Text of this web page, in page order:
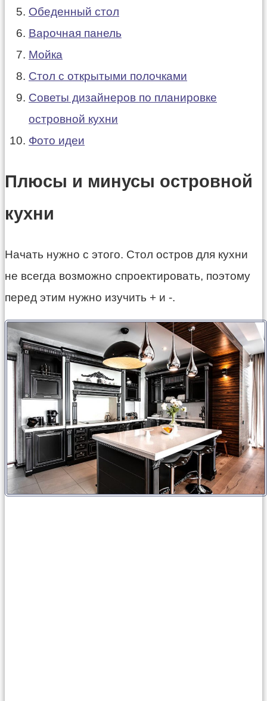
Обеденный стол
Варочная панель
Мойка
Стол с открытыми полочками
Советы дизайнеров по планировке
островной кухни
Фото идеи
Плюсы и минусы островной
кухни
Начать нужно с этого. Стол остров для кухни
не всегда возможно спроектировать, поэтому
перед этим нужно изучить + и -.